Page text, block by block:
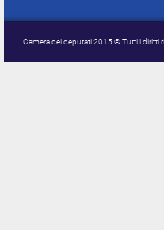
Camera dei deputati 2015 © Tutti i diritti